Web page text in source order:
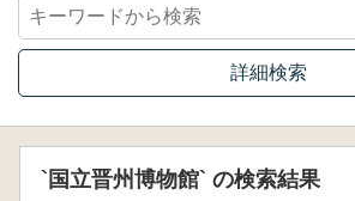
詳細検索
`国立晋州博物館` の検索結果